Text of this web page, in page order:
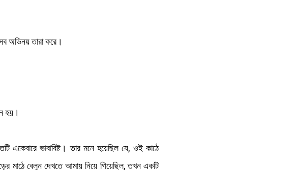
অভিনয় তারা করে।
হয়।
ভাবাবিষ্ট। তার মনে হয়েছিল যে, ওই কাঠে
মাঠে বেলুন দেখতে আমায় নিয়ে গিয়েছিল, তখন একটি